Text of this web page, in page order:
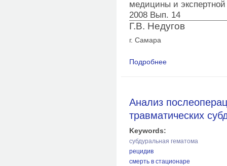
медицины и
2008 Вып. 14
Г.В. Недугов
г. Самара
Подробнее
Анализ
травматических
Keywords:
субдуральная гематома
рецидив
смерть в стационаре